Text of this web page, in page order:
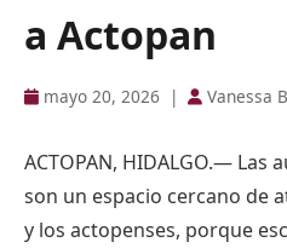
a Actopan
mayo 20, 2026 | Vanessa
ACTOPAN, HIDALGO.— Las
son un espacio cercano de
y los actopenses, porque